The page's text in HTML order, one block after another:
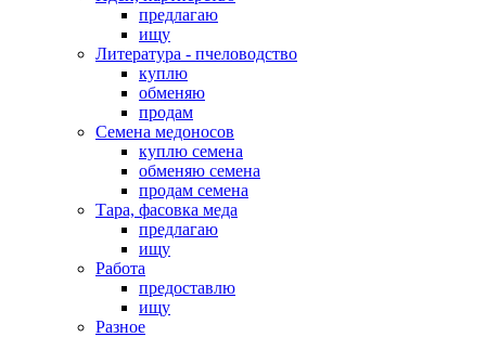
предлагаю
ищу
Литература - пчеловодство
куплю
обменяю
продам
Семена медоносов
куплю семена
обменяю семена
продам семена
Тара, фасовка меда
предлагаю
ищу
Работа
предоставлю
ищу
Разное